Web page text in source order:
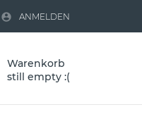
 ANMELDEN
Warenkorb
still empty :(